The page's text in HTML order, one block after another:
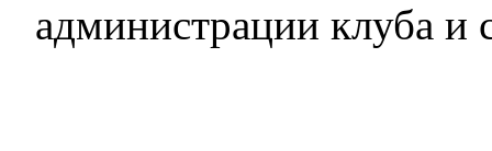
администрации клуба и